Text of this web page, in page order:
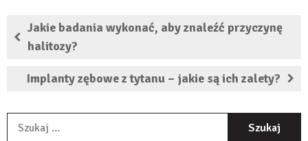
Jakie badania wykonać, aby znaleźć przyczynę
halitozy?
Implanty zębowe z tytanu – jakie są ich zalety?